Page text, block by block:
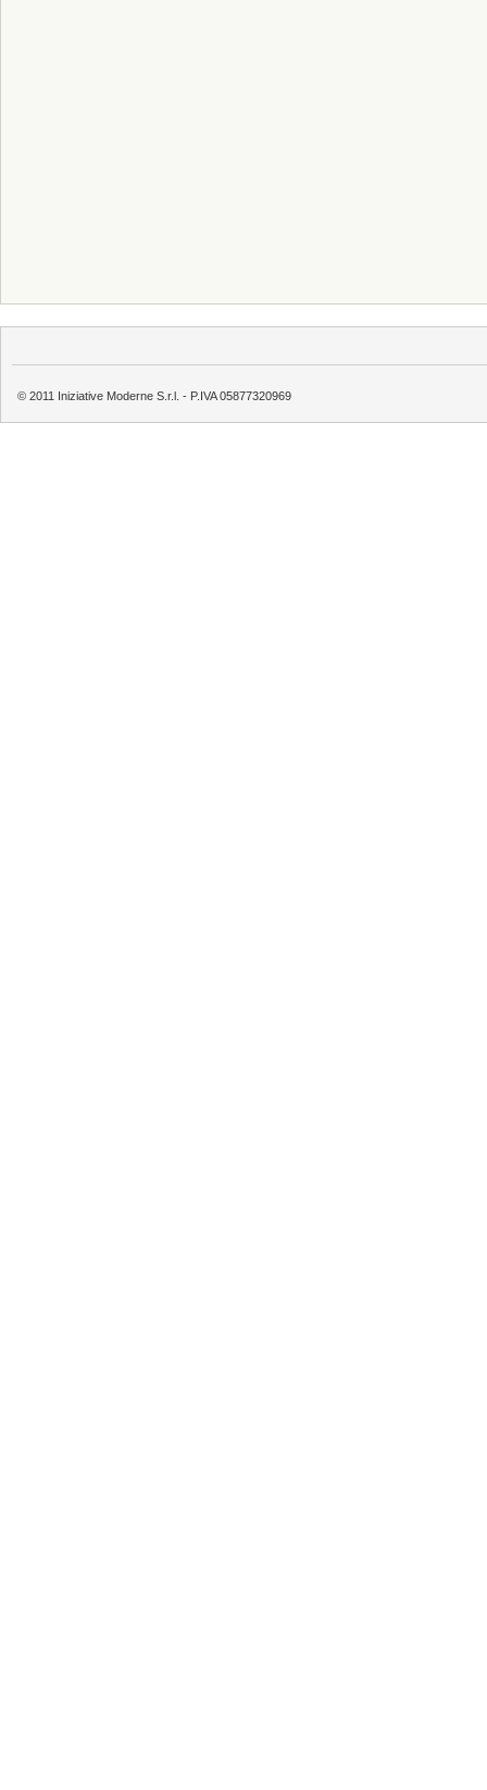
© 2011 Iniziative Moderne S.r.l. - P.IVA 05877320969